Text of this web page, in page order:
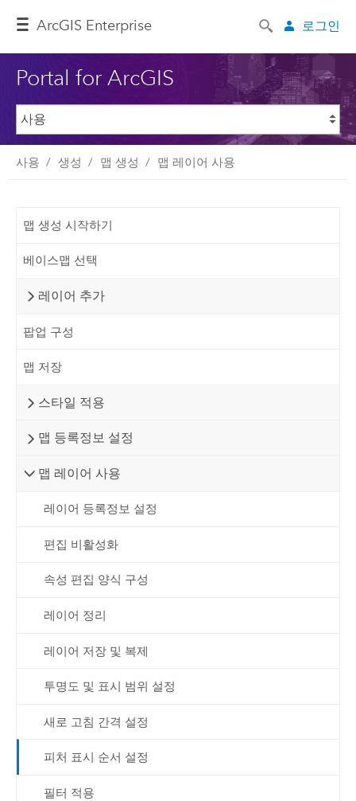
ArcGIS Enterprise 로그인
Portal for ArcGIS
사용 생성 맵 생성 맵 레이어 사용
맵 생성 시작하기
베이스맵 선택
레이어 추가
팝업 구성
맵 저장
스타일 적용
맵 등록정보 설정
맵 레이어 사용
레이어 등록정보 설정
편집 비활성화
속성 편집 양식 구성
레이어 정리
레이어 저장 및 복제
투명도 및 표시 범위 설정
새로 고침 간격 설정
피처 표시 순서 설정
필터 적용